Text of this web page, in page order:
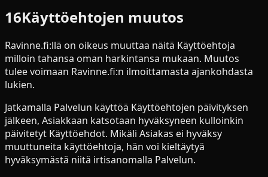
16Käyttöehtojen muutos
Ravinne.fi:llä on oikeus muuttaa näitä Käyttöehtoja
milloin tahansa oman harkintansa mukaan. Muutos
tulee voimaan Ravinne.fi:n ilmoittamasta ajankohdasta
lukien.
Jatkamalla Palvelun käyttöä Käyttöehtojen päivityksen
jälkeen, Asiakkaan katsotaan hyväksyneen kulloinkin
päivitetyt Käyttöehdot. Mikäli Asiakas ei hyväksy
muuttuneita käyttöehtoja, hän voi kieltäytyä
hyväksymästä niitä irtisanomalla Palvelun.